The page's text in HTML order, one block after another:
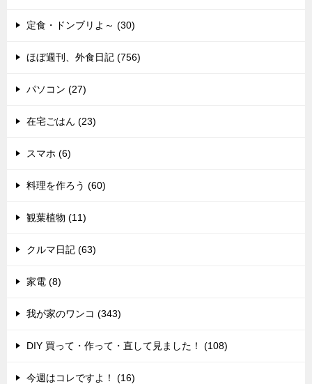
定食・ドンブリよ～ (30)
ほぼ週刊、外食日記 (756)
パソコン (27)
在宅ごはん (23)
スマホ (6)
料理を作ろう (60)
観葉植物 (11)
クルマ日記 (63)
家電 (8)
我が家のワンコ (343)
DIY 買って・作って・直して見ました！ (108)
今週はコレですよ！ (16)